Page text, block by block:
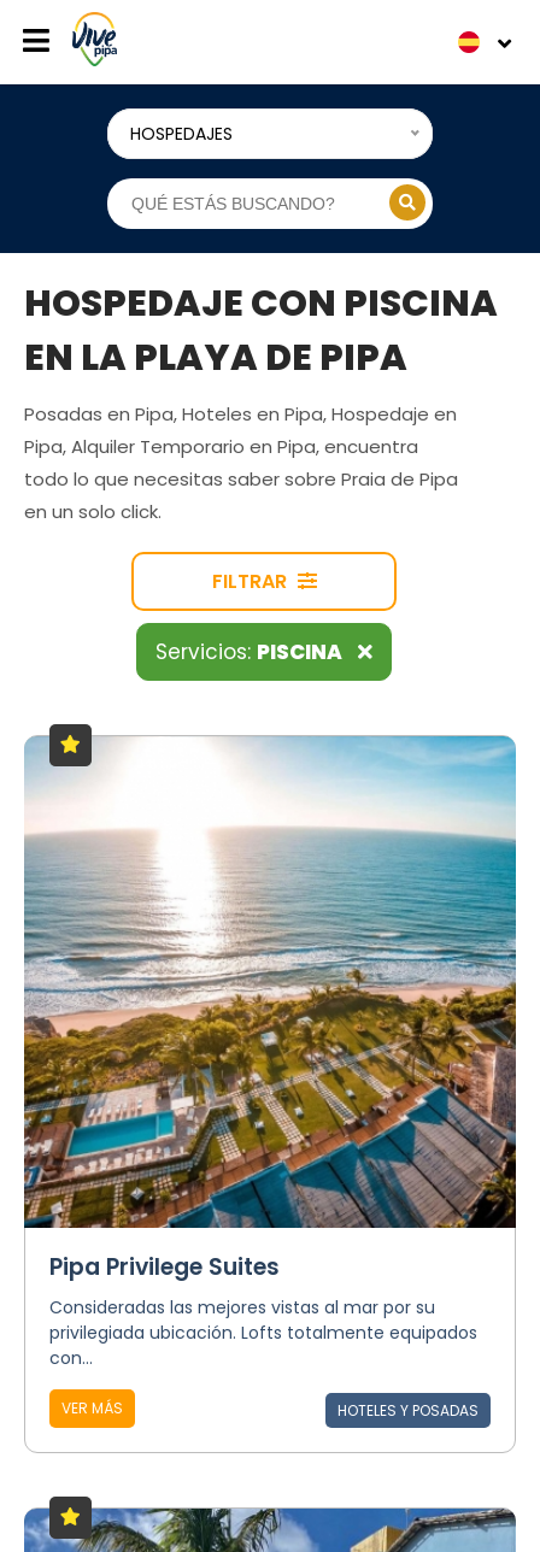
HOSPEDAJES
HOSPEDAJE CON PISCINA
EN LA PLAYA DE PIPA
Posadas en Pipa, Hoteles en Pipa, Hospedaje en
Pipa, Alquiler Temporario en Pipa, encuentra
todo lo que necesitas saber sobre Praia de Pipa
en un solo click.
FILTRAR
Servicios: PISCINA
Pipa Privilege Suites
Consideradas las mejores vistas al mar por su
privilegiada ubicación. Lofts totalmente equipados
con...
VER MÁS HOTELES Y POSADAS